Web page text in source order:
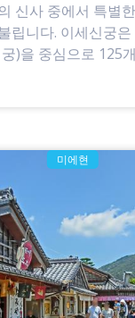
신사 중에서 특별
립니다. 이세신궁
)을 중심으로 125
미에현